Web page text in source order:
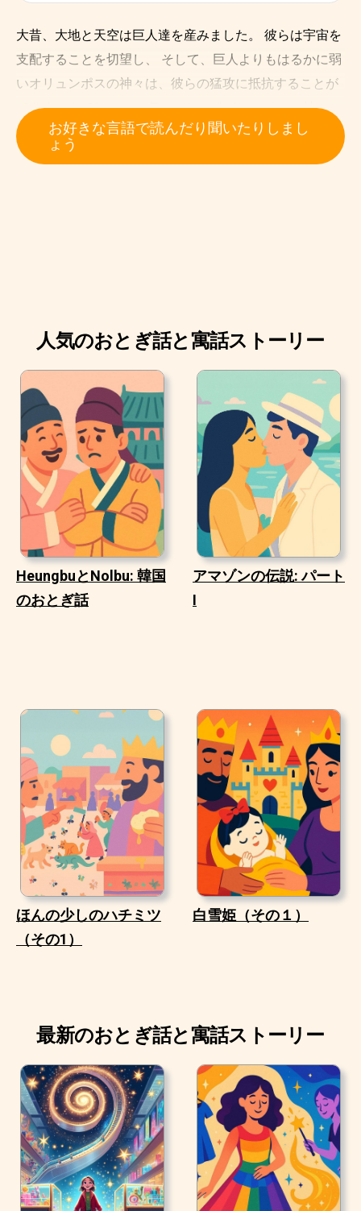
大昔、大地と天空は巨人達を産みました。 彼らは宇宙を
支配することを切望し、 そして、巨人よりもはるかに弱
いオリュンポスの神々は、彼らの猛攻に抵抗することが
できませんでした。 オラクルは、オリュンポスの神々の
手によって巨人が滅びることはないだろうと予言してい
ました、死すべき者だけが彼らを打ち負かすことができ
お好きな言語で読んだり聞いたりしまし
ょう
人気のおとぎ話と寓話ストーリー
HeungbuとNolbu: 韓国
のおとぎ話
アマゾンの伝説: パート
I
ほんの少しのハチミツ
（その1）
白雪姫（その１）
最新のおとぎ話と寓話ストーリー